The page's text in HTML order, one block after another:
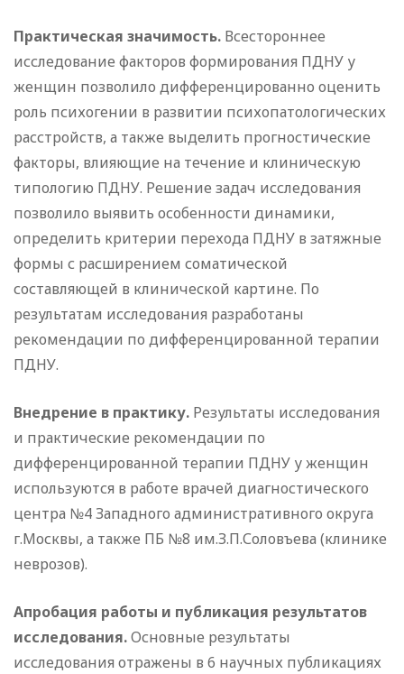
Практическая значимость. Всестороннее
исследование факторов формирования ПДНУ у
женщин позволило дифференцированно оценить
роль психогении в развитии психопатологических
расстройств, а также выделить прогностические
факторы, влияющие на течение и клиническую
типологию ПДНУ. Решение задач исследования
позволило выявить особенности динамики,
определить критерии перехода ПДНУ в затяжные
формы с расширением соматической
составляющей в клинической картине. По
результатам исследования разработаны
рекомендации по дифференцированной терапии
ПДНУ.
Внедрение в практику. Результаты исследования
и практические рекомендации по
дифференцированной терапии ПДНУ у женщин
используются в работе врачей диагностического
центра №4 Западного административного округа
г.Москвы, а также ПБ №8 им.З.П.Соловъева (клинике
неврозов).
Апробация работы и публикация результатов
исследования.Основные результаты
исследования отражены в 6 научных публикациях